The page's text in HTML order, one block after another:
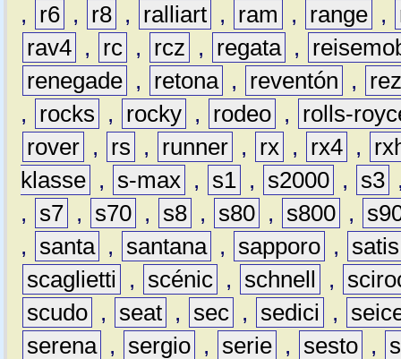
,
r6 , r8 , ralliart , ram , range ,
rav4 , rc , rcz , regata ,
renegade , retona , reventón ,
,
rocks , rocky , rodeo ,
rolls-
rover , rs , runner , rx , rx4 ,
klasse , s-max , s1 , s2000 , s3
,
s7 , s70 , s8 , s80 , s800 ,
,
santa , santana , sapporo ,
satis
scaglietti
, scénic , schnell ,
scudo , seat , sec , sedici ,
serena , sergio , serie , sesto ,